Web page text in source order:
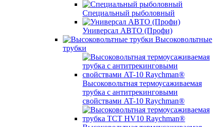
Специальный рыболовный
Универсал АВТО (Профи)
Высоковольтные
трубки
Высоковольтная термоусаживаемая
трубка с антитрекинговыми
свойствами AT-10 Raychman®